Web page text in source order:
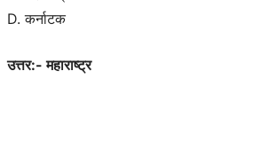
D. कर्नाटक
उत्तर:- महाराष्ट्र